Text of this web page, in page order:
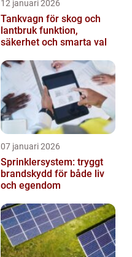
12 januari 2026
Tankvagn för skog och
lantbruk funktion,
säkerhet och smarta val
07 januari 2026
Sprinklersystem: tryggt
brandskydd för både liv
och egendom